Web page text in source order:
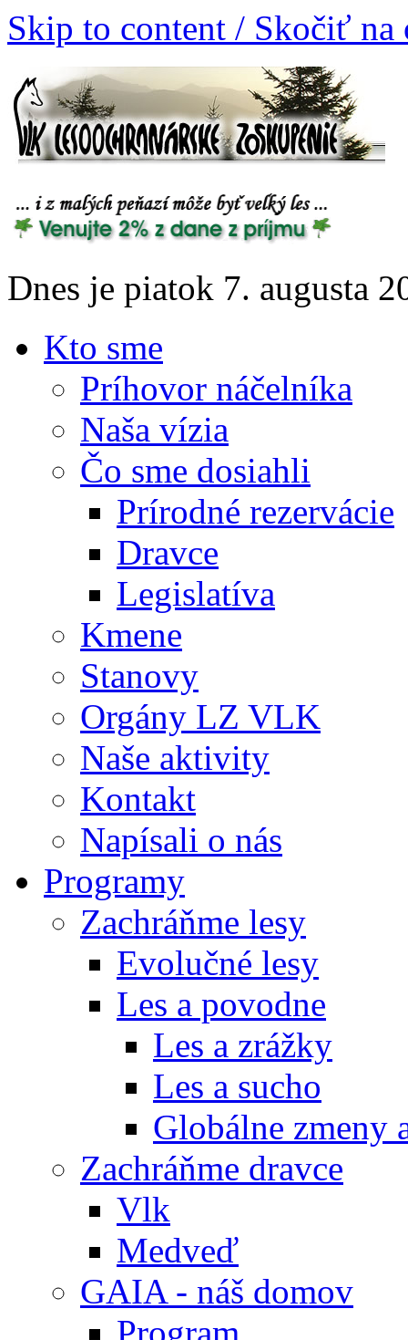
Skip to content / Skočiť na
Dnes je piatok 7. augusta
Kto sme
Príhovor náčelníka
Naša vízia
Čo sme dosiahli
Prírodné rezervácie
Dravce
Legislatíva
Kmene
Stanovy
Orgány LZ VLK
Naše aktivity
Kontakt
Napísali o nás
Programy
Zachráňme lesy
Evolučné lesy
Les a povodne
Les a zrážky
Les a sucho
Globálne zmeny
Zachráňme dravce
Vlk
Medveď
GAIA - náš domov
Program